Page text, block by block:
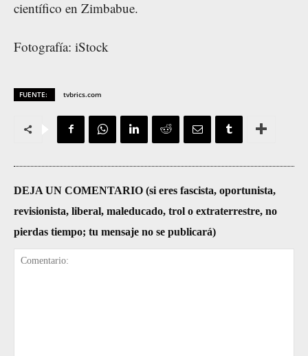
científico en Zimbabue.
Fotografía: iStock
FUENTE: tvbrics.com
DEJA UN COMENTARIO (si eres fascista, oportunista,
revisionista, liberal, maleducado, trol o extraterrestre, no
pierdas tiempo; tu mensaje no se publicará)